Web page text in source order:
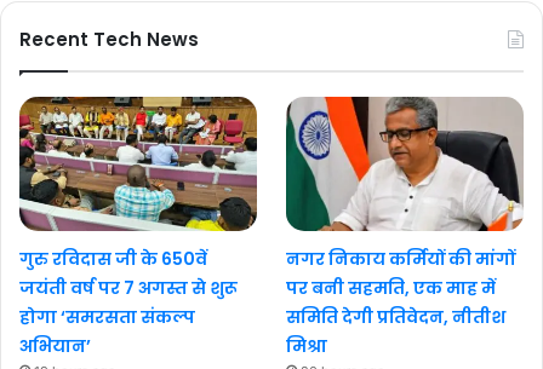
Recent Tech News
गुरु रविदास जी के 650वें
जयंती वर्ष पर 7 अगस्त से शुरू
होगा ‘समरसता संकल्प
अभियान’
नगर निकाय कर्मियों की मांगों
पर बनी सहमति, एक माह में
समिति देगी प्रतिवेदन, नीतीश
मिश्रा